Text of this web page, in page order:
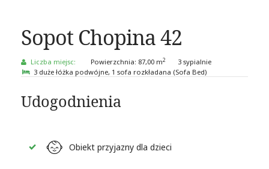
Sopot Chopina 42
Liczba miejsc: Powierzchnia: 87,00 m2
3 sypialnie
3 duże łóżka podwójne, 1 sofa rozkładana (Sofa Bed)
Udogodnienia
Obiekt przyjazny dla dzieci